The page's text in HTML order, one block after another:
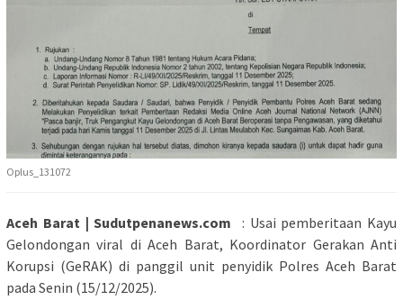
Oplus_131072
Aceh Barat | Sudutpenanews.com : Usai pemberitaan Kayu
Gelondongan viral di Aceh Barat, Koordinator Gerakan Anti
Korupsi (GeRAK) di panggil unit penyidik Polres Aceh Barat
pada Senin (15/12/2025).